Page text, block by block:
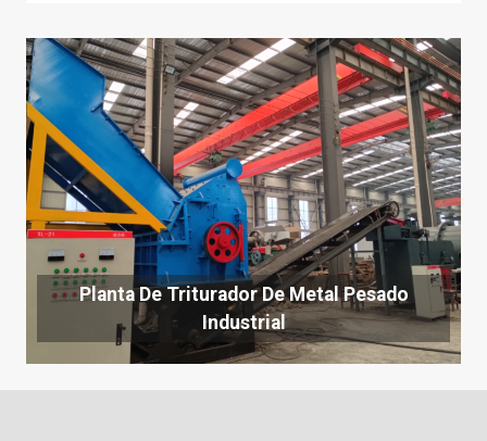
Planta De Triturador De Metal Pesado
Industrial